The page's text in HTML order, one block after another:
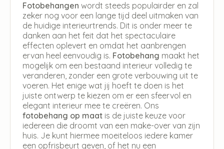
Fotobehangen wordt steeds populairder en zal
zeker nog voor een lange tijd deel uitmaken van
de huidige interieurtrends. Dit is onder meer te
danken aan het feit dat het spectaculaire
effecten oplevert en omdat het aanbrengen
ervan heel eenvoudig is. Fotobehang maakt het
mogelijk om een bestaand interieur volledig te
veranderen, zonder een grote verbouwing uit te
voeren. Het enige wat jij hoeft te doen is het
juiste ontwerp te kiezen om er een sfeervol en
elegant interieur mee te creëren. Ons
fotobehang op maat is de juiste keuze voor
iedereen die droomt van een make-over van zijn
huis. Je kunt hiermee moeiteloos iedere kamer
een opfrisbeurt geven, of het nu een